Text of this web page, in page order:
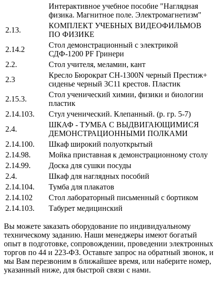
Интерактивное учебное пособие "Наглядная
физика. Магнитное поле. Электромагнетизм"
2.13.
КОМПЛЕКТ УЧЕБНЫХ ВИДЕОФИЛЬМОВ
ПО ФИЗИКЕ
2.14.2
Стол демонстрационный с электрикой
СДФ-1200 PF Гринери
2.2.
Стол учителя, меламин, кант
2.3
Кресло Бюрократ CH-1300N черный Престиж+
сиденье черный 3C11 крестов. Пластик
2.15.3.
Стол ученический химии, физики и биологии
пластик
2.14.103.
Стул ученический. Клепанный. (р. гр. 5-7)
2.4.
ШКАФ - ТУМБА С ВЫДВИГАЮЩИМИСЯ
ДЕМОНСТРАЦИОННЫМИ ПОЛКАМИ
2.14.100.
Шкаф широкий полуоткрытый
2.14.98.
Мойка приставная к демонстрационному столу
2.14.99.
Доска для сушки посуды
2.4.
Шкаф для наглядных пособий
2.14.104.
Тумба для плакатов
2.14.102
Стол лабораторный письменный c бортиком
2.14.103.
Табурет медицинский
Вы можете заказать оборудование по индивидуальному
техническому заданию. Наши менеджеры имеют богатый
опыт в подготовке, сопровождении, проведении электронных
торгов по 44 и 223-ФЗ. Оставьте запрос на обратный звонок, и
мы Вам перезвоним в ближайшее время, или наберите номер,
указанный ниже, для быстрой связи с нами.